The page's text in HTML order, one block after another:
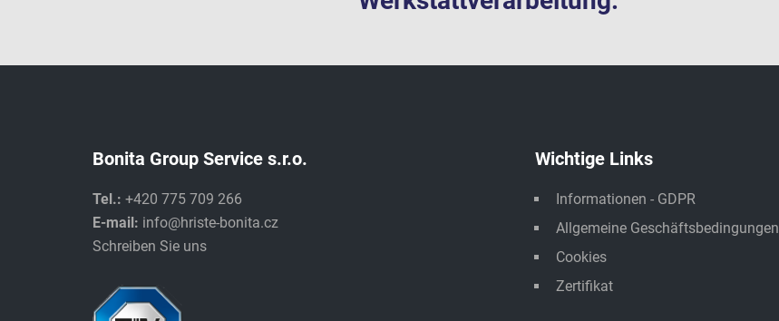
Bonita Group Service s.r.o.
Tel.: +420 775 709 266
E-mail: info@hriste-bonita.cz
Schreiben Sie uns
Wichtige Links
Informationen - GDPR
Allgemeine Geschäftsbedingungen
Cookies
Zertifikat